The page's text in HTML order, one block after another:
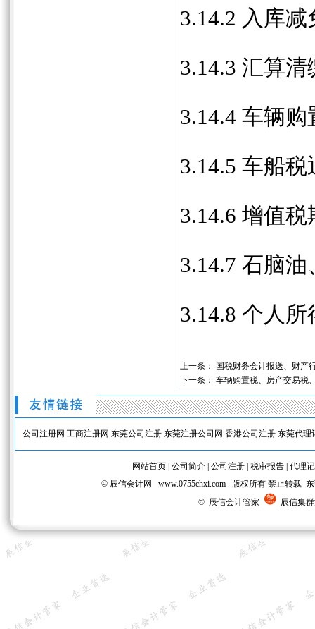
3.14.2 入库
3.14.3 汇算
3.14.4 车辆
3.14.5 车船税
3.14.6 增值
3.14.7 石脑
3.14.8 个人
上一条：
国税财务会计报送、财产
下一条： 车辆购置税、房产交易税
公司注册网 工商注册网 东莞公司注册 东莞注册公司网 香港公司注册 东莞代理
网站首页 公司简介 公司注册 税审报告 代理
© 辰信会计网 www.0755chxi.com 版权所有 禁止转载
© 辰信会计管家
辰信集